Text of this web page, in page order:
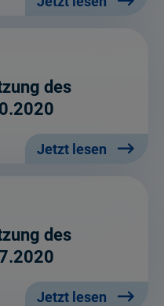
des
Jetzt lesen
des
Jetzt lesen